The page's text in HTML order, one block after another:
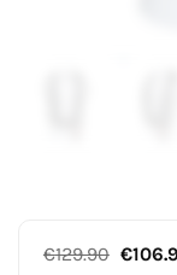
€129.90 €